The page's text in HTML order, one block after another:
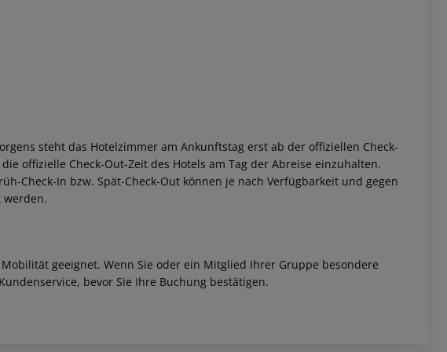
steht das Hotelzimmer am Ankunftstag erst ab der offiziellen Check-
offizielle Check-Out-Zeit des Hotels am Tag der Abreise einzuhalten.
Check-In bzw. Spät-Check-Out können je nach Verfügbarkeit und gegen
werden.
geeignet. Wenn Sie oder ein Mitglied Ihrer Gruppe besondere
bevor Sie Ihre Buchung bestätigen.